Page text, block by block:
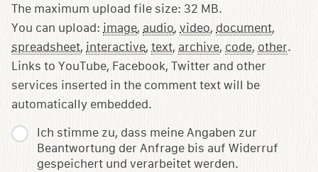
Ich stimme zu, dass meine Angaben zur
Beantwortung der Anfrage bis auf Widerruf
gespeichert und verarbeitet werden.
The maximum upload file size: 32 MB.
You can upload: image, audio, video, document,
spreadsheet, interactive, text, archive, code, other.
Links to YouTube, Facebook, Twitter and other
services inserted in the comment text will be
automatically embedded.